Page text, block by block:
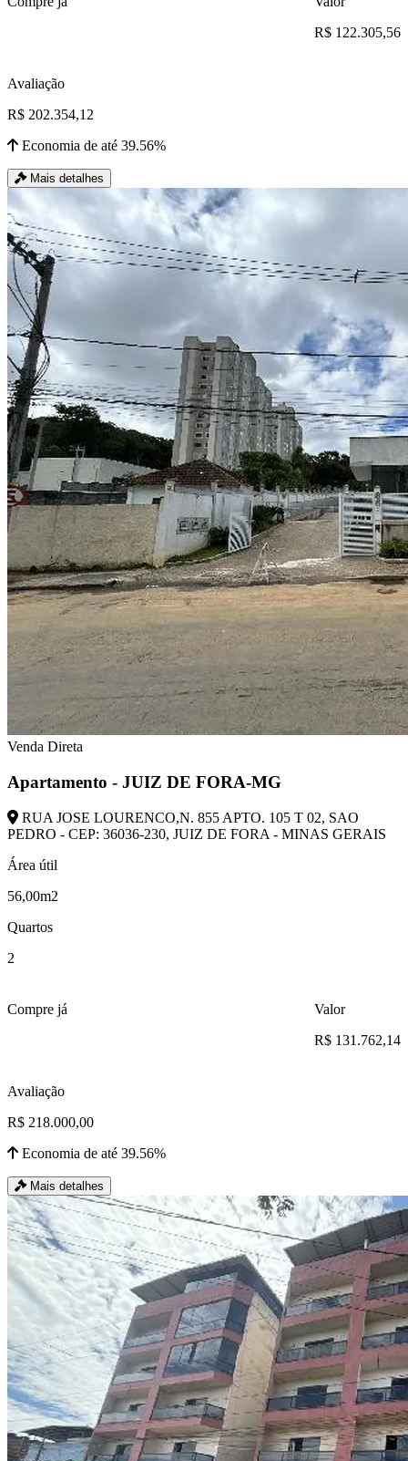
R$ 122.305,56
Avaliação
R$ 202.354,12
Economia de até 39.56%
Mais detalhes
Venda Direta
Apartamento - JUIZ DE FORA-MG
RUA JOSE LOURENCO,N. 855 APTO. 105 T 02, SAO
PEDRO - CEP: 36036-230, JUIZ DE FORA - MINAS GERAIS
Área útil
56,00m2
Quartos
2
Compre já
Valor
R$ 131.762,14
Avaliação
R$ 218.000,00
Economia de até 39.56%
Mais detalhes